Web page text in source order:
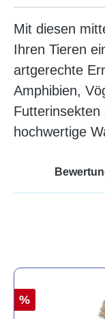
Mit diesen
Ihren Tieren
artgerechte
Amphibien,
Futterinsekten
hochwertige
%